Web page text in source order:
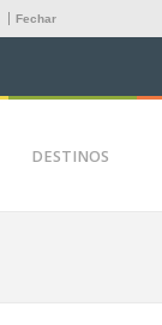
Fechar
DESTINOS